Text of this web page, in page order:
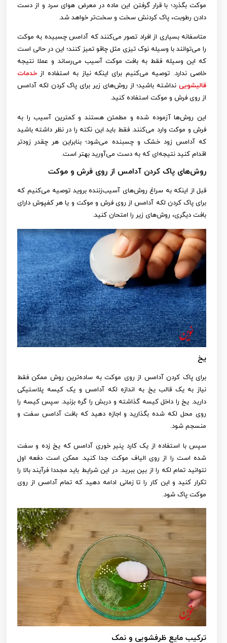
موکت بگذرد؛ با قرار گرفتن این ماده در معرض هوای سرد و از دست
دادن رطوبت، پاک کردنش سخت و سخت‌تر خواهد شد.
متاسفانه بسیاری از افراد تصور می‌کنند که آدامس چسبیده به موکت
را می‌توانند با وسیله نوک تیزی مثل چاقو تمیز کنند؛ این در حالی است
که این وسیله فقط به بافت موکت آسیب می‌رساند و عملا نتیجه
خاصی ندارد. توصیه می‌کنیم برای اینکه نیاز به استفاده از خدمات
قالیشویی نداشته باشید؛ از روش‌های زیر برای پاک کردن لکه آدامس
از روی فرش و موکت استفاده کنید.
این روش‌ها آزموده شده و مطمئن هستند و کمترین آسیب را به
فرش و موکت وارد می‌کنند. فقط باید این نکته را در نظر داشته باشید
که آدامس زود خشک و چسبنده می‌شود؛ بنابراین هر چقدر زودتر
اقدام کنید نتیجه‌ای که به دست می‌آورید بهتر است.
روش‌های پاک کردن آدامس از روی فرش و موکت
قبل از اینکه به سراغ روش‌های آسیب‌زننده بروید توصیه می‌کنیم که
برای پاک کردن لکه آدامس از روی فرش و موکت و یا هر کفپوش دارای
بافت دیگری، روش‌های زیر را امتحان کنید.
یخ
برای پاک کردن آدامس از روی موکت به ساده‌ترین روش ممکن فقط
نیاز به یک قالب یخ به اندازه لکه آدامس و یک کیسه پلاستیکی
دارید. یخ را داخل کیسه گذاشته و دربش را گره بزنید. سپس کیسه را
روی محل لکه شده بگذارید و اجازه دهید که بافت آدامس سفت و
منسجم شود.
سپس با استفاده از یک کارد پنیر خوری آدامس که یخ زده و سفت
شده است را از روی الیاف موکت جدا کنید. ممکن است دفعه اول
نتوانید تمام لکه را از بین ببرید. در این شرایط باید مجددا فرآیند بالا را
تکرار کنید و این کار را تا زمانی ادامه دهید که تمام آدامس از روی
موکت پاک شود.
ترکیب مایع ظرفشویی و نمک